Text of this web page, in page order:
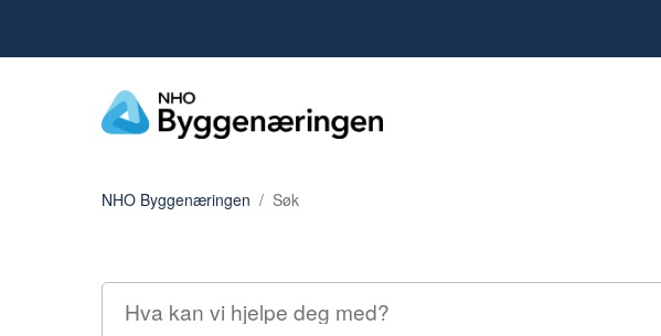
NHO Byggenæringen Søk